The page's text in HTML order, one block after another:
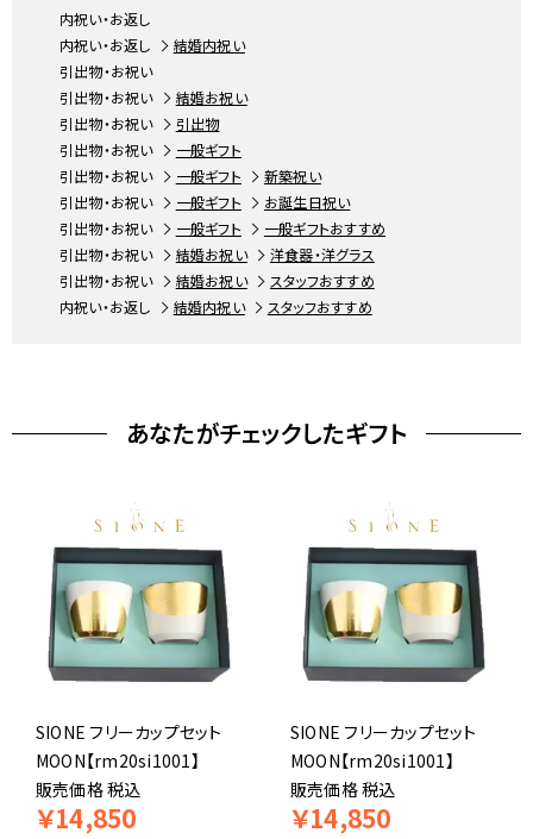
内祝い・お返し
内祝い・お返し
結婚内祝い
引出物・お祝い
引出物・お祝い
結婚お祝い
引出物・お祝い
引出物
引出物・お祝い
一般ギフト
引出物・お祝い
一般ギフト
新築祝い
引出物・お祝い
一般ギフト
お誕生日祝い
引出物・お祝い
一般ギフト
一般ギフトおすすめ
引出物・お祝い
結婚お祝い
洋食器・洋グラス
引出物・お祝い
結婚お祝い
スタッフおすすめ
内祝い・お返し
結婚内祝い スタッフおすすめ
あなたがチェックしたギフト
SIONE フリーカップセット
MOON【rm20si1001】
販売価格税込
￥14,850
SIONE フリーカップセット
MOON【rm20si1001】
販売価格税込
￥14,850